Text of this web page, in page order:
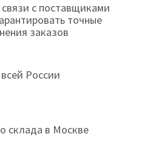
с поставщиками
точные
заказов
России
склада в Москве